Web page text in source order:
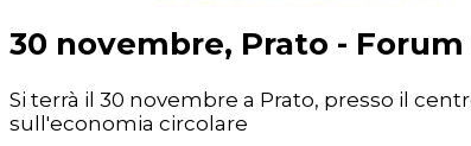
30 novembre, Prato -
Si terrà il 30 novembre a Prato, presso il
sull'economia circolare